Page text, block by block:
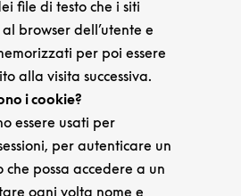
file di testo che i siti
browser dell’utente e
per poi essere
alla visita successiva.
i cookie?
essere usati per
per autenticare un
che possa accedere a un
ogni volta nome e